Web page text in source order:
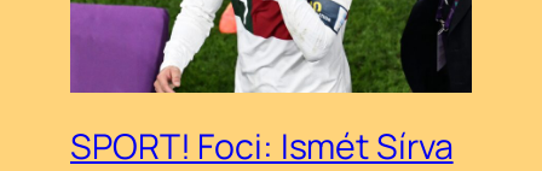
SPORT! Foci: Ismét Sírva